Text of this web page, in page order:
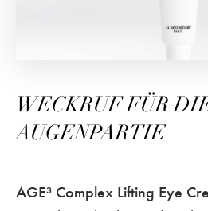
WECKRUF FÜR
AUGENPARTIE
AGE³ Complex Lifting Eye